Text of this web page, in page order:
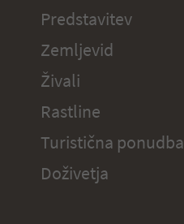
Predstavitev
Zemljevid
Živali
Rastline
Turistična ponudba
Doživetja